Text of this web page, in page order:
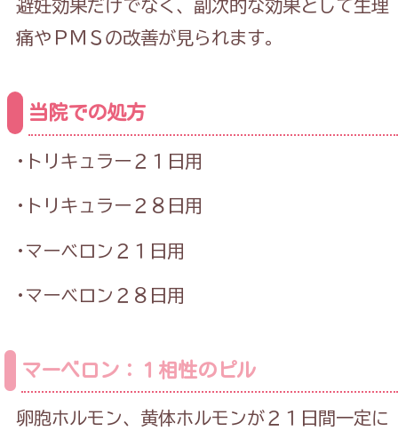
避妊効果だけでなく、副次的な効果として生理
痛やＰＭＳの改善が見られます。
当院での処方
·トリキュラー２１日用
·トリキュラー２８日用
·マーベロン２１日用
·マーベロン２８日用
マーベロン：１相性のピル
卵胞ホルモン、黄体ホルモンが２１日間一定に